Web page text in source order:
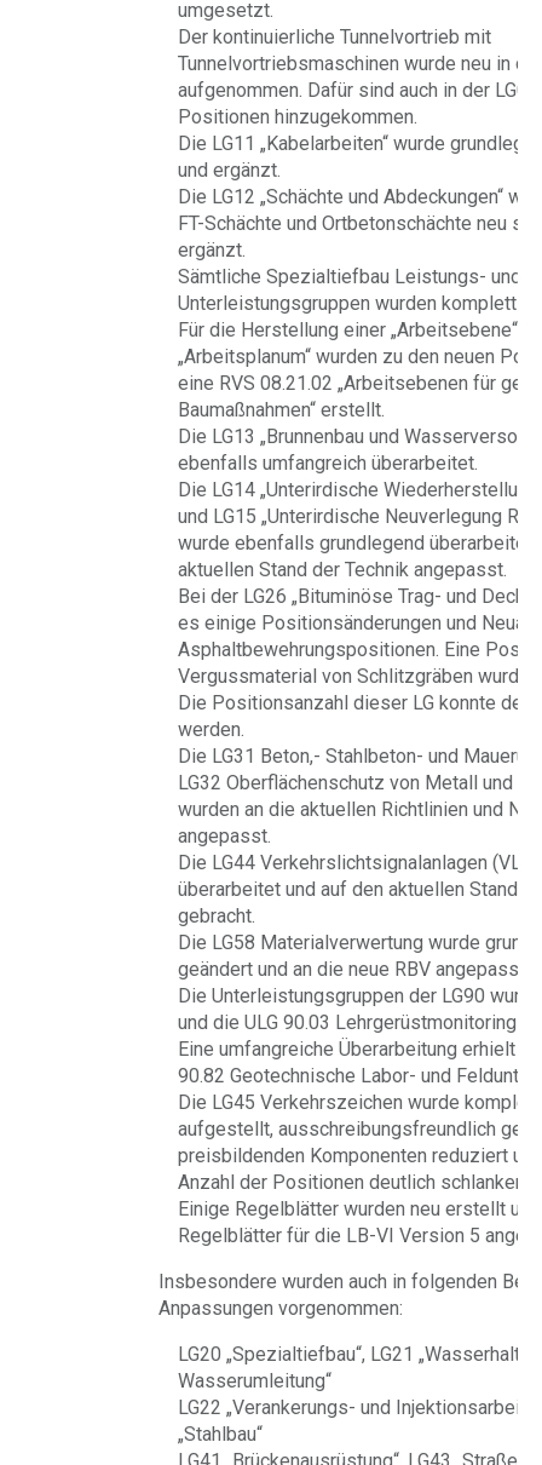
umgesetzt.
Der kontinuierliche Tunnelvortrieb mit
Tunnelvortriebsmaschinen wurde neu in
aufgenommen. Dafür sind auch in der
Positionen hinzugekommen.
Die LG11 „Kabelarbeiten“ wurde
und ergänzt.
Die LG12 „Schächte und Abdeckungen“
FT-Schächte und Ortbetonschächte neu
ergänzt.
Sämtliche Spezialtiefbau Leistungs- und
Unterleistungsgruppen wurden komplett
Für die Herstellung einer „Arbeitsebene“
„Arbeitsplanum“ wurden zu den neuen
eine RVS 08.21.02 „Arbeitsebenen für
Baumaßnahmen“ erstellt.
Die LG13 „Brunnenbau und
ebenfalls umfangreich überarbeitet.
Die LG14 „Unterirdische Wiederherstellung
und LG15 „Unterirdische Neuverlegung
wurde ebenfalls grundlegend überarbeitet
aktuellen Stand der Technik angepasst.
Bei der LG26 „Bituminöse Trag- und
es einige Positionsänderungen und
Asphaltbewehrungspositionen. Eine
Vergussmaterial von Schlitzgräben wurde
Die Positionsanzahl dieser LG konnte
werden.
Die LG31 Beton,- Stahlbeton- und
LG32 Oberflächenschutz von Metall und LG
wurden an die aktuellen Richtlinien und
angepasst.
Die LG44 Verkehrslichtsignalanlagen
überarbeitet und auf den aktuellen Stand
gebracht.
Die LG58 Materialverwertung wurde
geändert und an die neue RBV angepasst.
Die Unterleistungsgruppen der LG90
und die ULG 90.03 Lehrgerüstmonitoring
Eine umfangreiche Überarbeitung erhielt
90.82 Geotechnische Labor- und
Die LG45 Verkehrszeichen wurde
aufgestellt, ausschreibungsfreundlich
preisbildenden Komponenten reduziert
Anzahl der Positionen deutlich schlanker
Einige Regelblätter wurden neu erstellt
Regelblätter für die LB-VI Version 5
Insbesondere wurden auch in folgenden
Anpassungen vorgenommen:
LG20 „Spezialtiefbau“, LG21
Wasserumleitung“
LG22 „Verankerungs- und
„Stahlbau“